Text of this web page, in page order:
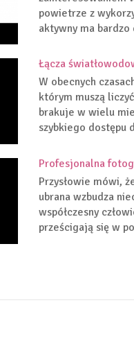
powietrze z
aktywny ma
Łącza
W obecnych
którym muszą
brakuje w wielu
szybkiego dostępu
Profesjonalna
Przysłowie mówi,
ubrana wzbudza
współczesny
prześcigają się w